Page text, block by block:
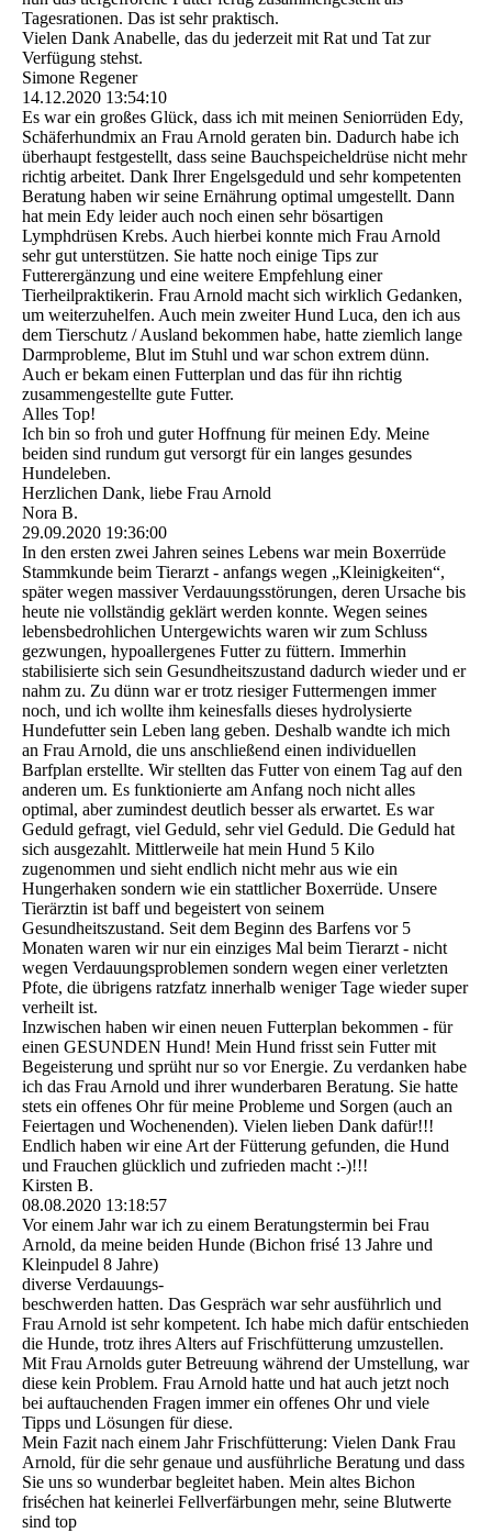
Tagesrationen. Das ist sehr praktisch.
Vielen Dank Anabelle, das du jederzeit mit Rat und Tat zur
Verfügung stehst.
Simone Regener
14.12.2020 13:54:10
Es war ein großes Glück, dass ich mit meinen Seniorrüden Edy,
Schäferhundmix an Frau Arnold geraten bin. Dadurch habe ich
überhaupt festgestellt, dass seine Bauchspeicheldrüse nicht mehr
richtig arbeitet. Dank Ihrer Engelsgeduld und sehr kompetenten
Beratung haben wir seine Ernährung optimal umgestellt. Dann
hat mein Edy leider auch noch einen sehr bösartigen
Lymphdrüsen Krebs. Auch hierbei konnte mich Frau Arnold
sehr gut unterstützen. Sie hatte noch einige Tips zur
Futterergänzung und eine weitere Empfehlung einer
Tierheilpraktikerin. Frau Arnold macht sich wirklich Gedanken,
um weiterzuhelfen. Auch mein zweiter Hund Luca, den ich aus
dem Tierschutz / Ausland bekommen habe, hatte ziemlich lange
Darmprobleme, Blut im Stuhl und war schon extrem dünn.
Auch er bekam einen Futterplan und das für ihn richtig
zusammengestellte gute Futter.
Alles Top!
Ich bin so froh und guter Hoffnung für meinen Edy. Meine
beiden sind rundum gut versorgt für ein langes gesundes
Hundeleben.
Herzlichen Dank, liebe Frau Arnold
Nora B.
29.09.2020 19:36:00
In den ersten zwei Jahren seines Lebens war mein Boxerrüde
Stammkunde beim Tierarzt - anfangs wegen „Kleinigkeiten“,
später wegen massiver Verdauungsstörungen, deren Ursache bis
heute nie vollständig geklärt werden konnte. Wegen seines
lebensbedrohlichen Untergewichts waren wir zum Schluss
gezwungen, hypoallergenes Futter zu füttern. Immerhin
stabilisierte sich sein Gesundheitszustand dadurch wieder und er
nahm zu. Zu dünn war er trotz riesiger Futtermengen immer
noch, und ich wollte ihm keinesfalls dieses hydrolysierte
Hundefutter sein Leben lang geben. Deshalb wandte ich mich
an Frau Arnold, die uns anschließend einen individuellen
Barfplan erstellte. Wir stellten das Futter von einem Tag auf den
anderen um. Es funktionierte am Anfang noch nicht alles
optimal, aber zumindest deutlich besser als erwartet. Es war
Geduld gefragt, viel Geduld, sehr viel Geduld. Die Geduld hat
sich ausgezahlt. Mittlerweile hat mein Hund 5 Kilo
zugenommen und sieht endlich nicht mehr aus wie ein
Hungerhaken sondern wie ein stattlicher Boxerrüde. Unsere
Tierärztin ist baff und begeistert von seinem
Gesundheitszustand. Seit dem Beginn des Barfens vor 5
Monaten waren wir nur ein einziges Mal beim Tierarzt - nicht
wegen Verdauungsproblemen sondern wegen einer verletzten
Pfote, die übrigens ratzfatz innerhalb weniger Tage wieder super
verheilt ist.
Inzwischen haben wir einen neuen Futterplan bekommen - für
einen GESUNDEN Hund! Mein Hund frisst sein Futter mit
Begeisterung und sprüht nur so vor Energie. Zu verdanken habe
ich das Frau Arnold und ihrer wunderbaren Beratung. Sie hatte
stets ein offenes Ohr für meine Probleme und Sorgen (auch an
Feiertagen und Wochenenden). Vielen lieben Dank dafür!!!
Endlich haben wir eine Art der Fütterung gefunden, die Hund
und Frauchen glücklich und zufrieden macht :-)!!!
Kirsten B.
08.08.2020 13:18:57
Vor einem Jahr war ich zu einem Beratungstermin bei Frau
Arnold, da meine beiden Hunde (Bichon frisé 13 Jahre und
Kleinpudel 8 Jahre)
diverse Verdauungs-
beschwerden hatten. Das Gespräch war sehr ausführlich und
Frau Arnold ist sehr kompetent. Ich habe mich dafür entschieden
die Hunde, trotz ihres Alters auf Frischfütterung umzustellen.
Mit Frau Arnolds guter Betreuung während der Umstellung, war
diese kein Problem. Frau Arnold hatte und hat auch jetzt noch
bei auftauchenden Fragen immer ein offenes Ohr und viele
Tipps und Lösungen für diese.
Mein Fazit nach einem Jahr Frischfütterung: Vielen Dank Frau
Arnold, für die sehr genaue und ausführliche Beratung und dass
Sie uns so wunderbar begleitet haben. Mein altes Bichon
friséchen hat keinerlei Fellverfärbungen mehr, seine Blutwerte
sind top